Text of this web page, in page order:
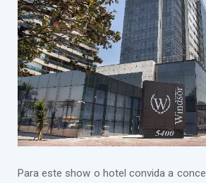
Para este show o hotel convida a